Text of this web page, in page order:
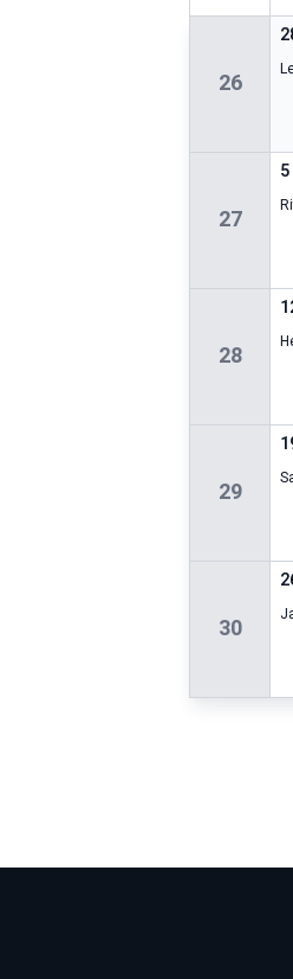
26
27
5
28
29
30